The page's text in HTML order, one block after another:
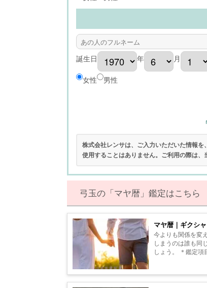
誕生日 年 月
女性 男性
株式会社レンサは、ご入力いただいた情報
使用することはありません。ご利用の際は、
弓玉の「マヤ暦」鑑定はこちら
マヤ暦｜ギクシ
今よりも関係を変
しまうのは誰も同
しょう。 ＊鑑定